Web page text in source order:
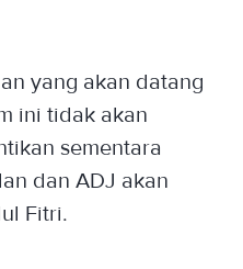
yang akan datang
ini tidak akan
sementara
dan ADJ akan
Fitri.